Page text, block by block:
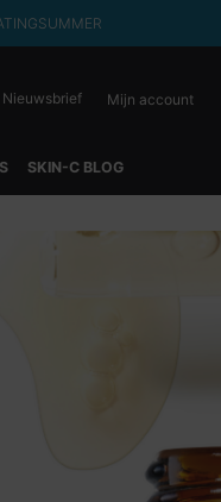
Nieuwsbrief Mijn account
SKIN-C BLOG